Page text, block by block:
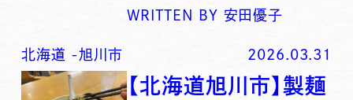
WRITTEN BY 安田優子
北海道 -旭川市 2026.03.31
【北海道旭川市】製麺